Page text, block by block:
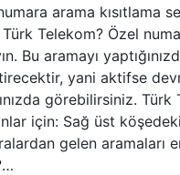
arama kısıtlama
Telekom? Özel
Bu aramayı
yani aktifse
görebilirsiniz.
için: Sağ üst
gelen aramaları